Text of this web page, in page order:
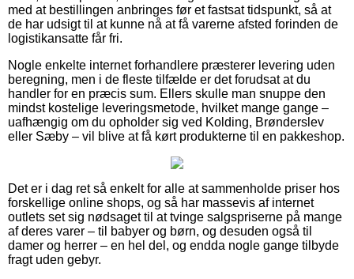
med at bestillingen anbringes før et fastsat tidspunkt, så at
de har udsigt til at kunne nå at få varerne afsted forinden de
logistikansatte får fri.
Nogle enkelte internet forhandlere præsterer levering uden
beregning, men i de fleste tilfælde er det forudsat at du
handler for en præcis sum. Ellers skulle man snuppe den
mindst kostelige leveringsmetode, hvilket mange gange –
uafhængig om du opholder sig ved Kolding, Brønderslev
eller Sæby – vil blive at få kørt produkterne til en pakkeshop.
Det er i dag ret så enkelt for alle at sammenholde priser hos
forskellige online shops, og så har massevis af internet
outlets set sig nødsaget til at tvinge salgspriserne på mange
af deres varer – til babyer og børn, og desuden også til
damer og herrer – en hel del, og endda nogle gange tilbyde
fragt uden gebyr.